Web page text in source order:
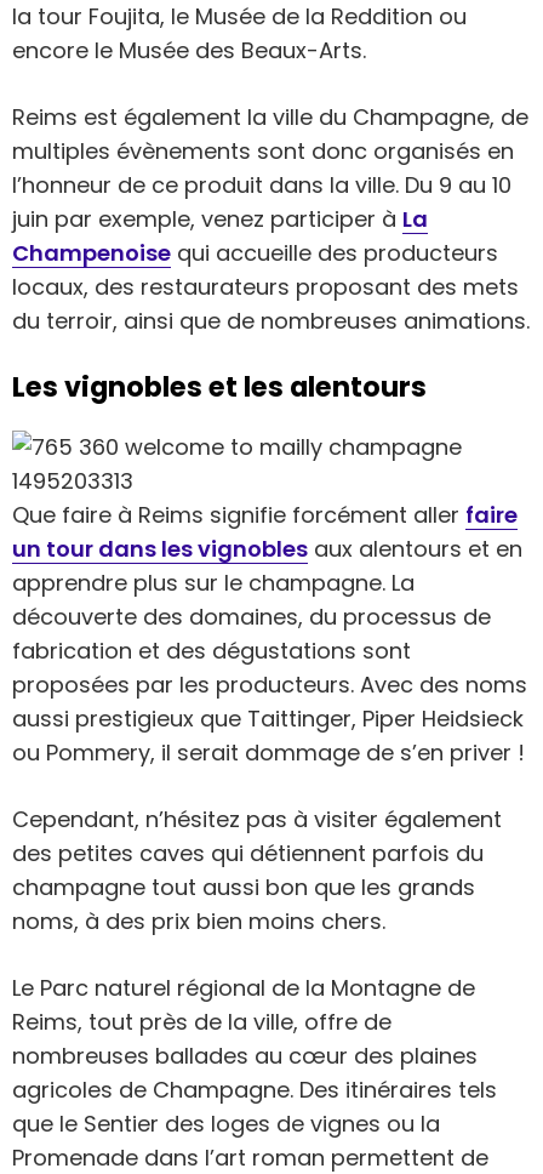
la tour Foujita, le Musée de la Reddition ou
encore le Musée des Beaux-Arts.
Reims est également la ville du Champagne, de
multiples évènements sont donc organisés en
l’honneur de ce produit dans la ville. Du 9 au 10
juin par exemple, venez participer à La
Champenoise qui accueille des producteurs
locaux, des restaurateurs proposant des mets
du terroir, ainsi que de nombreuses animations.
Les vignobles et les alentours
Que faire à Reims signifie forcément aller faire
un tour dans les vignobles aux alentours et en
apprendre plus sur le champagne. La
découverte des domaines, du processus de
fabrication et des dégustations sont
proposées par les producteurs. Avec des noms
aussi prestigieux que Taittinger, Piper Heidsieck
ou Pommery, il serait dommage de s’en priver !
Cependant, n’hésitez pas à visiter également
des petites caves qui détiennent parfois du
champagne tout aussi bon que les grands
noms, à des prix bien moins chers.
Le Parc naturel régional de la Montagne de
Reims, tout près de la ville, offre de
nombreuses ballades au cœur des plaines
agricoles de Champagne. Des itinéraires tels
que le Sentier des loges de vignes ou la
Promenade dans l’art roman permettent de